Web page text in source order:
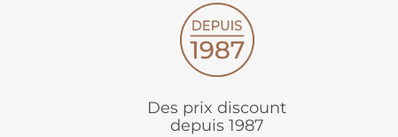
Des prix discount
depuis 1987